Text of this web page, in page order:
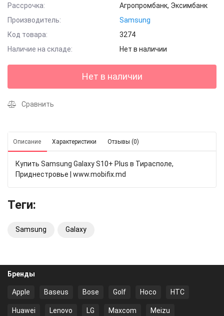
Рассрочка:
Агропромбанк, Эксимбанк
Производитель:
Samsung
Код товара:
3274
Наличие на складе:
Нет в наличии
Нет в наличии
Сравнить
Описание Характеристики Отзывы (0)
Купить Samsung Galaxy S10+ Plus в Тирасполе,
Приднестровье | www.mobifix.md
Теги:
Samsung Galaxy
Бренды
Apple Baseus Bose Golf Hoco HTC
Huawei Lenovo LG Maxcom Meizu